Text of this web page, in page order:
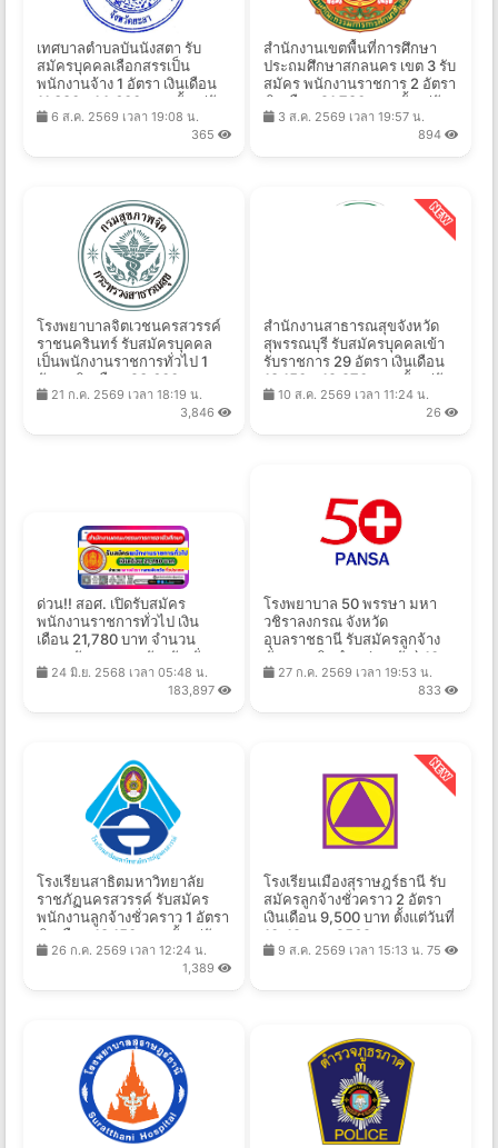
เทศบาลตําบลบันนังสตา รับ
สมัครบุคคลเลือกสรรเป็น
พนักงานจ้าง 1 อัตรา เงินเดือน
11,380 - 14,600 บาท ตั้งแต่วัน
ที่ 13 - 25 ส.ค. 2569
6 ส.ค. 2569 เวลา 19:08 น.
365
สำนักงานเขตพื้นที่การศึกษา
ประถมศึกษาสกลนคร เขต 3 รับ
สมัคร พนักงานราชการ 2 อัตรา
เงินเดือน 21,780 บาท ตั้งแต่วัน
ที่ 10-14 ส.ค. 2569
3 ส.ค. 2569 เวลา 19:57 น.
894
โรงพยาบาลจิตเวชนครสวรรค์
ราชนครินทร์ รับสมัครบุคคล
เป็นพนักงานราชการทั่วไป 1
อัตรา เงินเดือน 23,600 บาท
ตั้งแต่วันที่ 27 ก.ค. - 28 ส.ค.
21 ก.ค. 2569 เวลา 18:19 น.
3,846
สํานักงานสาธารณสุขจังหวัด
สุพรรณบุรี รับสมัครบุคคลเข้า
รับราชการ 29 อัตรา เงินเดือน
18,150 – 19,970 บาท ตั้งแต่วัน
ที่ 10 - 17 ส.ค. 2569
10 ส.ค. 2569 เวลา 11:24 น.
26
ด่วน!! สอศ. เปิดรับสมัคร
พนักงานราชการทั่วไป เงิน
เดือน 21,780 บาท จำนวน
หลายอัตรา หลายจังหวัด ทั่ว
ประเทศ เช็คได้ที่นี่
24 มิ.ย. 2568 เวลา 05:48 น.
183,897
โรงพยาบาล 50 พรรษา มหา
วชิราลงกรณ จังหวัด
อุบลราชธานี รับสมัครลูกจ้าง
ชั่วคราวเงินบำรุง(รายวัน) 10
อัตรา ค่าจ้างวันละ 305 บาท
ตั้งแต่วันที่ 31 ก.ค. - 14 ส.ค.
2569
27 ก.ค. 2569 เวลา 19:53 น.
833
โรงเรียนสาธิตมหาวิทยาลัย
ราชภัฏนครสวรรค์ รับสมัคร
พนักงานลูกจ้างชั่วคราว 1 อัตรา
เงินเดือน 18,150 บาท ตั้งแต่วัน
ที่ 27 ก.ค. - 11 ส.ค. 2569
26 ก.ค. 2569 เวลา 12:24 น.
1,389
โรงเรียนเมืองสุราษฎร์ธานี รับ
สมัครลูกจ้างชั่วคราว 2 อัตรา
เงินเดือน 9,500 บาท ตั้งแต่วันที่
10-19 ส.ค. 2569
9 ส.ค. 2569 เวลา 15:13 น. 75